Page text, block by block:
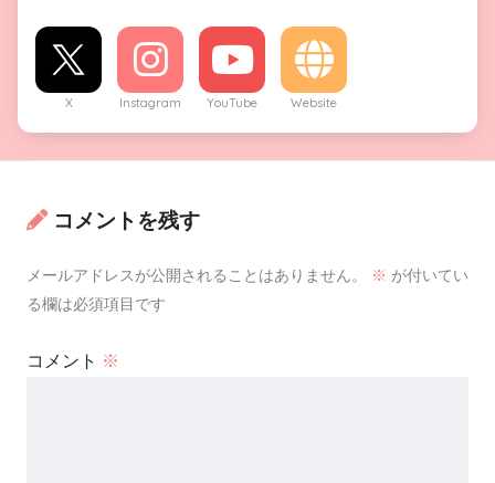
X Instagram YouTube Website
コメントを残す
メールアドレスが公開されることはありません。 ※ が付いてい
る欄は必須項目です
コメント ※